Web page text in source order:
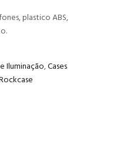
plastico ABS,
Iluminação,Cases